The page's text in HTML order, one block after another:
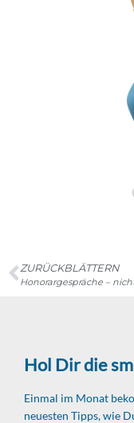
ZURÜCKBLÄTTERN
Hol Dir die
Einmal im Monat
neuesten Tipps, wie